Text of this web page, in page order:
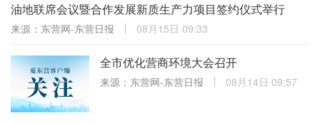
油地联席会议暨合作发展新质生产力项目签约仪式举行
来源：东营网-东营日报 08月15日 09:33
全市优化营商环境大会召开
来源：东营网-东营日报 08月14日 09:57